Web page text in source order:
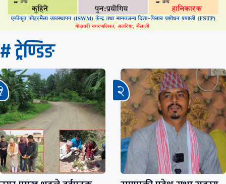
# ट्रेण्डिङ